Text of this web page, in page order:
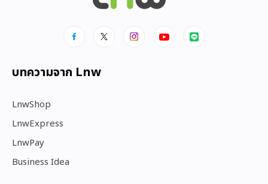
บทความจาก Lnw
LnwShop
LnwExpress
LnwPay
Business Idea